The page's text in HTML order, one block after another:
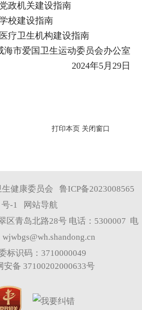
机关建设指南
建设指南
卫生机构建设指南
海市爱国卫生运动委员会办公室
2024年5月29日
打印本页 关闭窗口
健康委员会
鲁ICP备2023008565
号-1
网站导航
区青岛北路28号 电话：5300007 电
wjwbgs@wh.shandong.cn
标识码：3710000049
安备 37100202000633号